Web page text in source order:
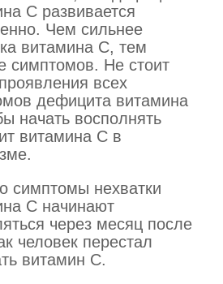
С развивается
Чем сильнее
витамина С, тем
симптомов. Не стоит
всех
дефицита витамина
начать восполнять
витамина С в
симптомы нехватки
С начинают
через месяц после
человек перестал
витамин С.